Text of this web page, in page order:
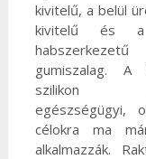
kivitelű, a belül
kivitelű és
gumiszalag.
szilikon
egészségügyi,
célokra ma
alkalmazzák.